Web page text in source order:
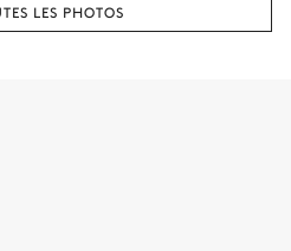
LES PHOTOS